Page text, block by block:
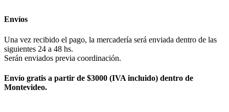
Envíos
Una vez recibido el pago, la mercadería será enviada dentro de las
siguientes 24 a 48 hs.
Serán enviados previa coordinación.
Envío gratis a partir de $3000 (IVA incluido) dentro de
Montevideo.